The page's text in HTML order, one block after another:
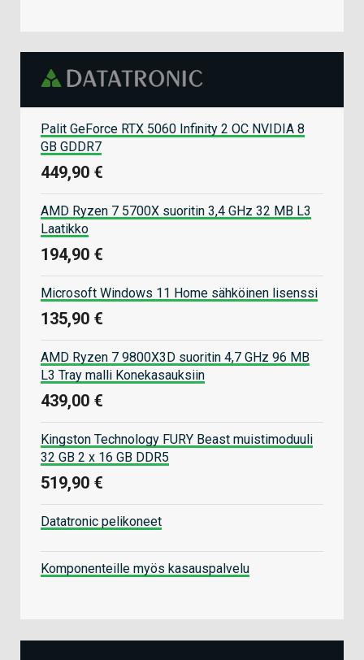
Palit GeForce RTX 5060 Infinity 2 OC NVIDIA 8
GB GDDR7
449,90 €
AMD Ryzen 7 5700X suoritin 3,4 GHz 32 MB L3
Laatikko
194,90 €
Microsoft Windows 11 Home sähköinen lisenssi
135,90 €
AMD Ryzen 7 9800X3D suoritin 4,7 GHz 96 MB
L3 Tray malli Konekasauksiin
439,00 €
Kingston Technology FURY Beast muistimoduuli
32 GB 2 x 16 GB DDR5
519,90 €
Datatronic pelikoneet
Komponenteille myös kasauspalvelu